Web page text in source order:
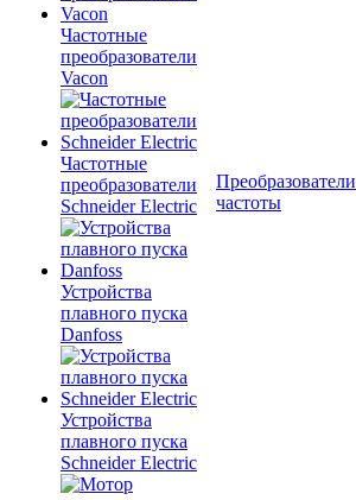
Частотные
преобразователи
Vacon
Частотные
преобразователи
Schneider Electric
Устройства
плавного пуска
Danfoss
Устройства
плавного пуска
Schneider Electric
Преобразователи
частоты